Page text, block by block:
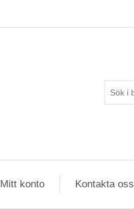
Mitt konto Kontakta oss